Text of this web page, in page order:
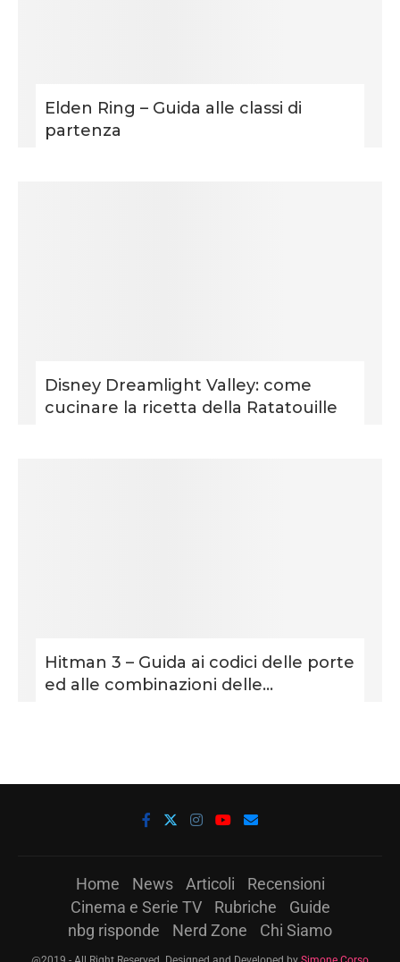
Elden Ring – Guida alle classi di
partenza
Disney Dreamlight Valley: come
cucinare la ricetta della Ratatouille
Hitman 3 – Guida ai codici delle porte
ed alle combinazioni delle...
Home News Articoli
Recensioni
Cinema e Serie TV
Rubriche
Guide
nbg risponde
Nerd Zone Chi Siamo